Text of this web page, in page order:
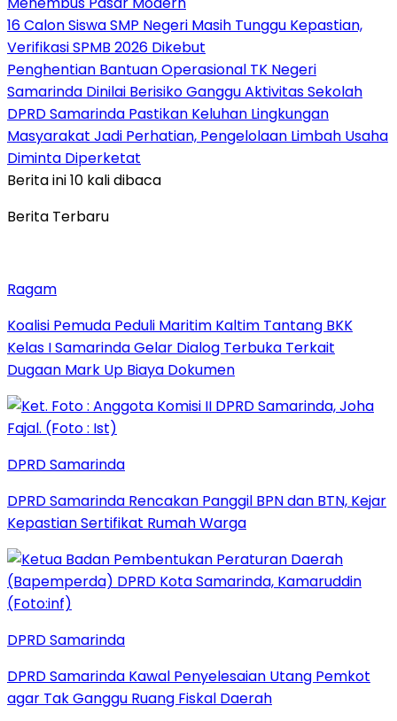
16 Calon Siswa SMP Negeri Masih Tunggu Kepastian,
Verifikasi SPMB 2026 Dikebut
Penghentian Bantuan Operasional TK Negeri
Samarinda Dinilai Berisiko Ganggu Aktivitas Sekolah
DPRD Samarinda Pastikan Keluhan Lingkungan
Masyarakat Jadi Perhatian, Pengelolaan Limbah Usaha
Diminta Diperketat
Berita ini 10 kali dibaca
Berita Terbaru
Ragam
Koalisi Pemuda Peduli Maritim Kaltim Tantang BKK
Kelas I Samarinda Gelar Dialog Terbuka Terkait
Dugaan Mark Up Biaya Dokumen
DPRD Samarinda
DPRD Samarinda Rencakan Panggil BPN dan BTN, Kejar
Kepastian Sertifikat Rumah Warga
DPRD Samarinda
DPRD Samarinda Kawal Penyelesaian Utang Pemkot
agar Tak Ganggu Ruang Fiskal Daerah